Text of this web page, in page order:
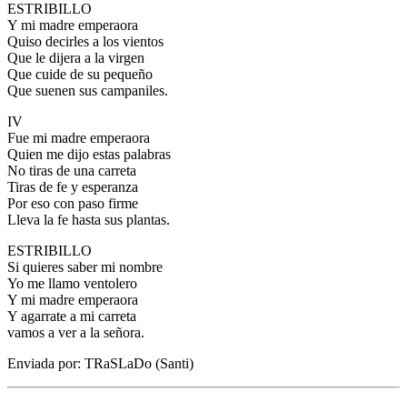
ESTRIBILLO
Y mi madre emperaora
Quiso decirles a los vientos
Que le dijera a la virgen
Que cuide de su pequeño
Que suenen sus campaniles.
IV
Fue mi madre emperaora
Quien me dijo estas palabras
No tiras de una carreta
Tiras de fe y esperanza
Por eso con paso firme
Lleva la fe hasta sus plantas.
ESTRIBILLO
Si quieres saber mi nombre
Yo me llamo ventolero
Y mi madre emperaora
Y agarrate a mi carreta
vamos a ver a la señora.
Enviada por: TRaSLaDo (Santi)